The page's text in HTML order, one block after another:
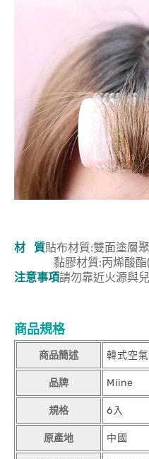
材 質貼布材質:雙面塗層
黏膠材質:丙烯酸酯(
注意事項請勿靠近火源與
商品規格
商品簡述 韓式空
品牌 Miine
規格 6入
原產地 中國